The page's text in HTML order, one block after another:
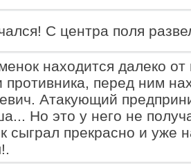
С центра поля
находится далеко
противника, перед ним
Атакующий
Но это у него не
сыграл прекрасно и уже